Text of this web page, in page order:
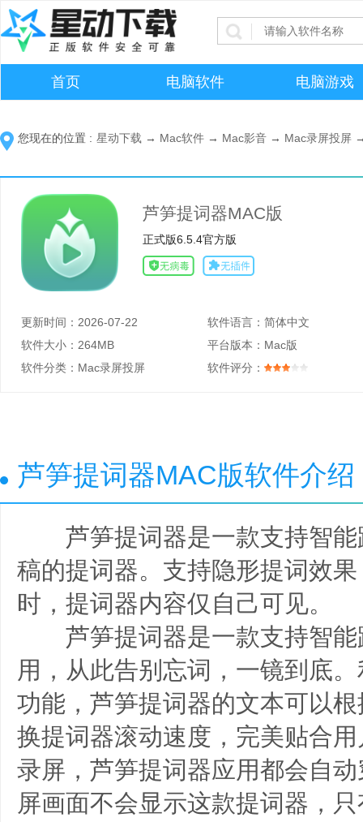
首页 电脑软件 电脑游戏
您现在的位置 : 星动下载 → Mac软件 → Mac影音 → Mac录屏投屏
芦笋提词器MAC版
正式版6.5.4官方版
更新时间： 2026-07-22 软件语言：简体中文
软件大小： 264MB 平台版本： Mac版
软件分类： Mac录屏投屏 软件评分：
芦笋提词器MAC版软件介绍
芦笋提词器是一款支持智能
稿的提词器。支持隐形提词效
时，提词器内容仅自己可见。
芦笋提词器是一款支持智能
用，从此告别忘词，一镜到底
功能，芦笋提词器的文本可以
换提词器滚动速度，完美贴合
录屏，芦笋提词器应用都会自
屏画面不会显示这款提词器，